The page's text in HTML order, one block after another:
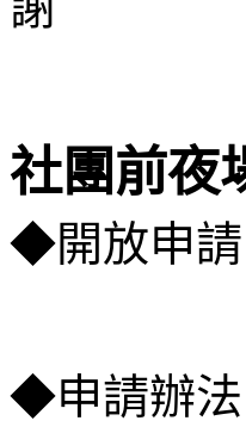
社團前夜
◆開放申請
◆申請辦